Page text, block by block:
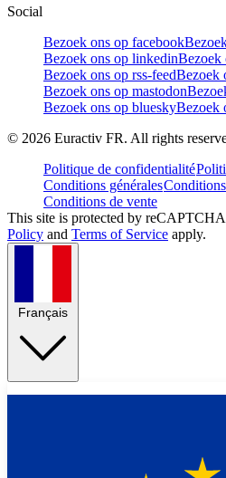
Social
Bezoek ons op facebook
Bezoek ons op linkedinBezoek
Bezoek ons op rss-feedBezoek
Bezoek ons op mastodon
Bezoek ons op blueskyBezoek
© 2026 Euractiv FR. All rights
Politique de confidentialité
Conditions générales
Conditions de vente
This site is protected by
Policy and Terms of Service apply.
Français